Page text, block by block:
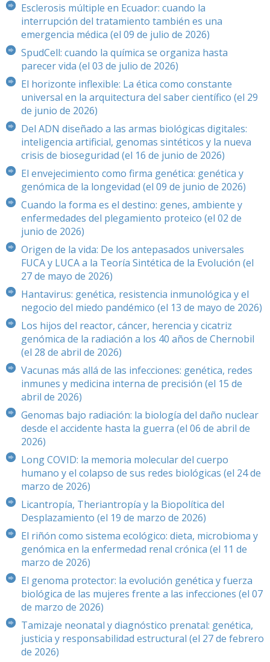
Esclerosis múltiple en Ecuador: cuando la
interrupción del tratamiento también es una
emergencia médica (el 09 de julio de 2026)
SpudCell: cuando la química se organiza hasta
parecer vida (el 03 de julio de 2026)
El horizonte inflexible: La ética como constante
universal en la arquitectura del saber científico (el 29
de junio de 2026)
Del ADN diseñado a las armas biológicas digitales:
inteligencia artificial, genomas sintéticos y la nueva
crisis de bioseguridad (el 16 de junio de 2026)
El envejecimiento como firma genética: genética y
genómica de la longevidad (el 09 de junio de 2026)
Cuando la forma es el destino: genes, ambiente y
enfermedades del plegamiento proteico (el 02 de
junio de 2026)
Origen de la vida: De los antepasados universales
FUCA y LUCA a la Teoría Sintética de la Evolución (el
27 de mayo de 2026)
Hantavirus: genética, resistencia inmunológica y el
negocio del miedo pandémico (el 13 de mayo de 2026)
Los hijos del reactor, cáncer, herencia y cicatriz
genómica de la radiación a los 40 años de Chernobil
(el 28 de abril de 2026)
Vacunas más allá de las infecciones: genética, redes
inmunes y medicina interna de precisión (el 15 de
abril de 2026)
Genomas bajo radiación: la biología del daño nuclear
desde el accidente hasta la guerra (el 06 de abril de
2026)
Long COVID: la memoria molecular del cuerpo
humano y el colapso de sus redes biológicas (el 24 de
marzo de 2026)
Licantropía, Theriantropía y la Biopolítica del
Desplazamiento (el 19 de marzo de 2026)
El riñón como sistema ecológico: dieta, microbioma y
genómica en la enfermedad renal crónica (el 11 de
marzo de 2026)
El genoma protector: la evolución genética y fuerza
biológica de las mujeres frente a las infecciones (el 07
de marzo de 2026)
Tamizaje neonatal y diagnóstico prenatal: genética,
justicia y responsabilidad estructural (el 27 de febrero
de 2026)